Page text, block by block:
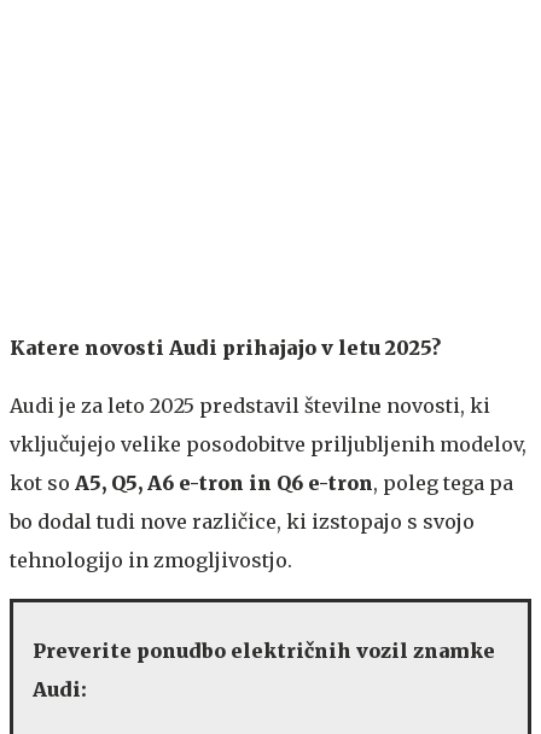
Katere novosti Audi prihajajo v letu 2025?
Audi je za leto 2025 predstavil številne novosti, ki
vključujejo velike posodobitve priljubljenih modelov,
kot so A5, Q5, A6 e-tron in Q6 e-tron, poleg tega pa
bo dodal tudi nove različice, ki izstopajo s svojo
tehnologijo in zmogljivostjo.
Preverite ponudbo električnih vozil znamke
Audi: